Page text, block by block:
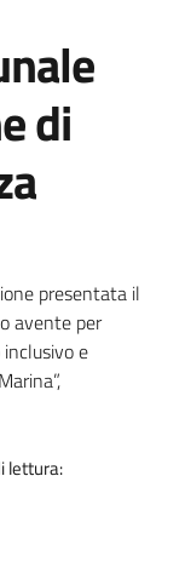
di
presentata il
avente per
e
lettura: